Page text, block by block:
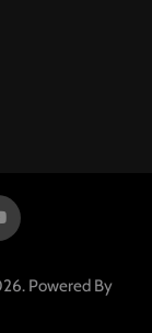
Powered By